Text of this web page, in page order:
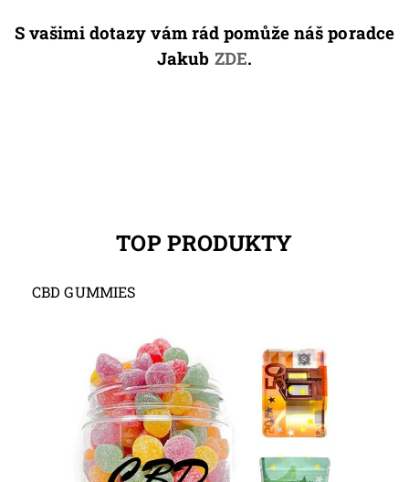
S vašimi dotazy vám rád pomůže náš poradce
Jakub ZDE.
TOP PRODUKTY
CBD GUMMIES